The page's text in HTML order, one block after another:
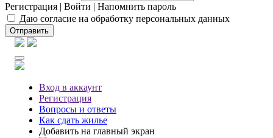
Регистрация | Войти | Напомнить пароль
Даю согласие на обработку персональных данных
Отправить
Вход в аккаунт
Регистрация
Вопросы и ответы
Как сдать жилье
Добавить на главный экран